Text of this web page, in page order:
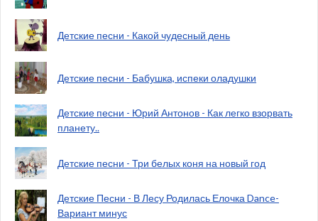
Детские песни - Какой чудесный день
Детские песни - Бабушка, испеки оладушки
Детские песни - Юрий Антонов - Как легко взорвать
планету..
Детские песни - Три белых коня на новый год
Детские Песни - В Лесу Родилась Елочка Dance-
Вариант минус